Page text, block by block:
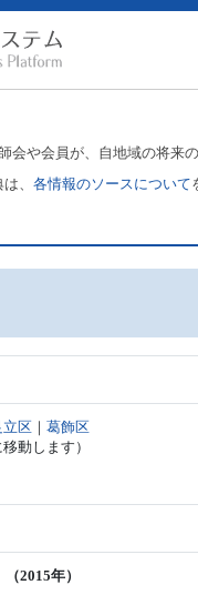
会や会員が、自地域の将来
は、各情報のソースについて
立区 ｜葛飾区
動します）
（2015年）